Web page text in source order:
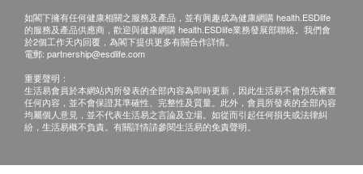
如閣下擁有任何健康相關之服務及產品，並有興趣成為健康網購 health.ESDlife
的服務及產品供應商，歡迎與健康網購 health.ESDlife業務發展部聯絡。我們會
於2個工作天內回覆，為閣下提供更多有關合作詳情。
電郵: partnership@esdlife.com
重要聲明：
生活易會員於本網站內所發表的全部內容為即時更新，因此生活易不會預先審查
任何內容，並不會保證其準確性、完整性及質量。此外，會員所發表的全部內容
均屬個人意見，並不代表生活易之言論及立場。如從而引起任何損失或法律糾
紛，生活易概不負責。有關詳情請參閱生活易的免責聲明。